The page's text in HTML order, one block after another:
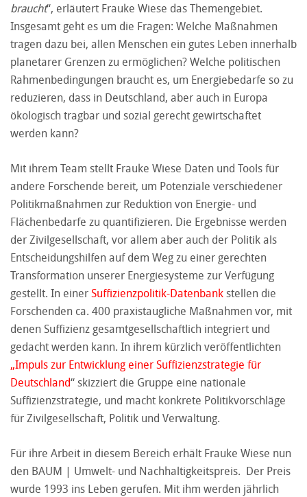
braucht“, erläutert Frauke Wiese das Themengebiet.
Insgesamt geht es um die Fragen: Welche Maßnahmen
tragen dazu bei, allen Menschen ein gutes Leben innerhalb
planetarer Grenzen zu ermöglichen? Welche politischen
Rahmenbedingungen braucht es, um Energiebedarfe so zu
reduzieren, dass in Deutschland, aber auch in Europa
ökologisch tragbar und sozial gerecht gewirtschaftet
werden kann?
Mit ihrem Team stellt Frauke Wiese Daten und Tools für
andere Forschende bereit, um Potenziale verschiedener
Politikmaßnahmen zur Reduktion von Energie- und
Flächenbedarfe zu quantifizieren. Die Ergebnisse werden
der Zivilgesellschaft, vor allem aber auch der Politik als
Entscheidungshilfen auf dem Weg zu einer gerechten
Transformation unserer Energiesysteme zur Verfügung
gestellt. In einerSuffizienzpolitik-Datenbankstellen die
Forschenden ca. 400 praxistaugliche Maßnahmen vor, mit
denen Suffizienz gesamtgesellschaftlich integriert und
gedacht werden kann. In ihrem kürzlich veröffentlichten
„Impuls zur Entwicklung einer Suffizienzstrategie für
Deutschland“ skizziert die Gruppe eine nationale
Suffizienzstrategie, und macht konkrete Politikvorschläge
für Zivilgesellschaft, Politik und Verwaltung.
Für ihre Arbeit in diesem Bereich erhält Frauke Wiese nun
den BAUM | Umwelt- und Nachhaltigkeitspreis. Der Preis
wurde 1993 ins Leben gerufen. Mit ihm werden jährlich